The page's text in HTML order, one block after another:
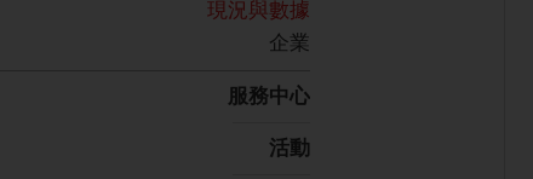
現況與數據
企業
服務中心
活動